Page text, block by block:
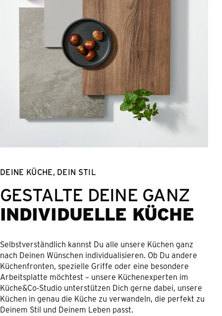
DEINE KÜCHE, DEIN STIL
GESTALTE DEINE GANZ
INDIVIDUELLE KÜCHE
Selbstverständlich kannst Du alle unsere Küchen ganz
nach Deinen Wünschen individualisieren. Ob Du andere
Küchenfronten, spezielle Griffe oder eine besondere
Arbeitsplatte möchtest – unsere Küchenexperten im
Küche&Co-Studio unterstützen Dich gerne dabei, unsere
Küchen in genau die Küche zu verwandeln, die perfekt zu
Deinem Stil und Deinem Leben passt.